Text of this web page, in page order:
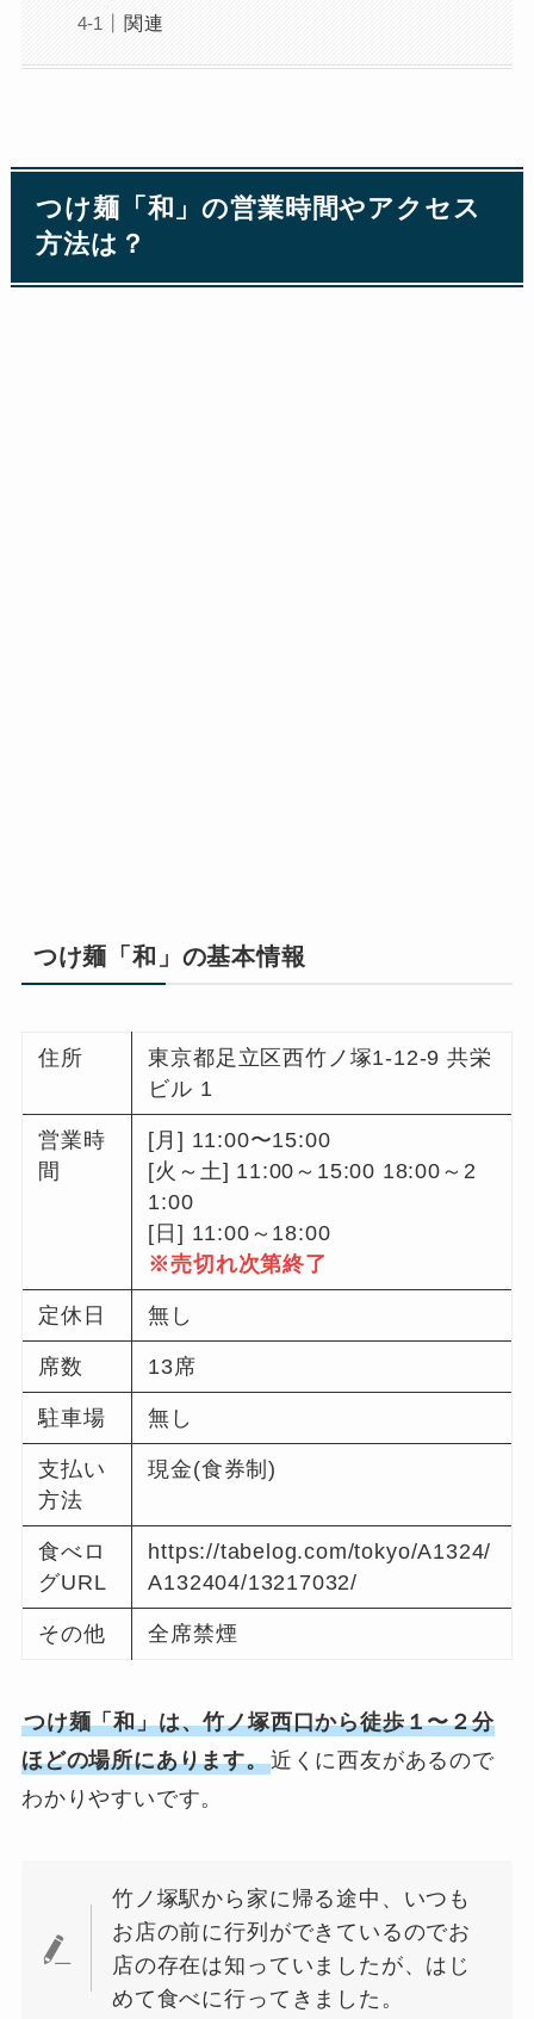
関連
つけ麺「和」の営業時間やアクセス
方法は？
つけ麺「和」の基本情報
住所
東京都足立区西竹ノ塚1-12-9 共栄
ビル 1
営業時
間
[月] 11:00〜15:00
[火～土] 11:00～15:00 18:00～2
1:00
[日] 11:00～18:00
※売切れ次第終了
定休日 無し
席数 13席
駐車場 無し
支払い
方法
現金(食券制)
食べロ
グURL
https://tabelog.com/tokyo/A1324/
A132404/13217032/
その他 全席禁煙
つけ麺「和」は、竹ノ塚西口から徒歩１〜２分
ほどの場所にあります。近くに西友があるので
わかりやすいです。
竹ノ塚駅から家に帰る途中、いつも
お店の前に行列ができているのでお
店の存在は知っていましたが、はじ
めて食べに行ってきました。